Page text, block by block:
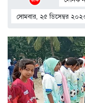
সোমবার, ২৫ ডিসেম্বর